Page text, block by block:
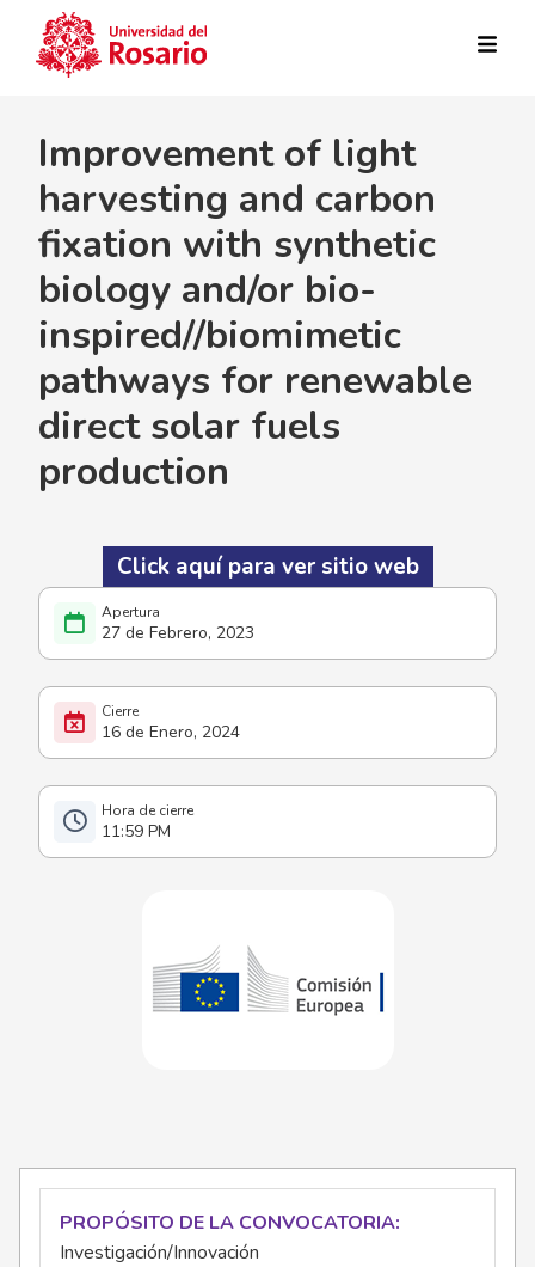
27 de Febrero, 2023
16 de Enero, 2024
11:59 PM
Improvement of light
harvesting and carbon
fixation with synthetic
biology and/or bio-
inspired//biomimetic
pathways for renewable
direct solar fuels
production
Click aquí para ver sitio web
PROPÓSITO DE LA CONVOCATORIA
Investigación/Innovación